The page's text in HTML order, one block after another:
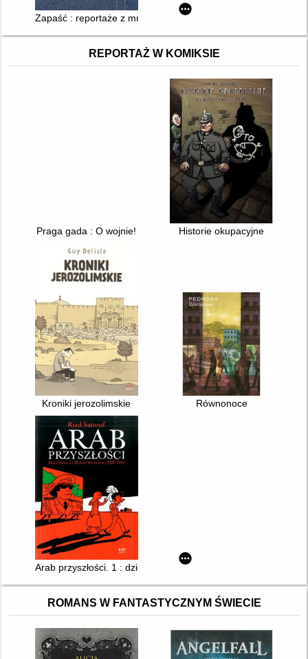
Zapaść : reportaże z mniejszych miast
REPORTAŻ W KOMIKSIE
Praga gada : O wojnie! Historie okupacyjne
Kroniki jerozolimskie Równonoce
Arab przyszłości. 1 : dzieciństwo na Bliskim Wschodzie (1978-
ROMANS W FANTASTYCZNYM ŚWIECIE